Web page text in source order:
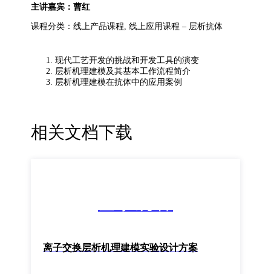
主讲嘉宾：曹红
课程分类：线上产品课程, 线上应用课程 – 层析抗体
现代工艺开发的挑战和开发工具的演变
层析机理建模及其基本工作流程简介
层析机理建模在抗体中的应用案例
相关文档下载
离子交换层析机理建模实验设计方案